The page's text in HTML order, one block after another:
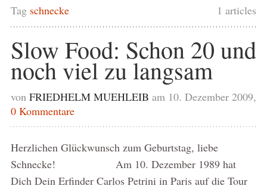
1 articles
Tag schnecke
Slow Food: Schon 20 und
noch viel zu langsam
von FRIEDHELM MUEHLEIB am 10. Dezember 2009,
0 Kommentare
Herzlichen Glückwunsch zum Geburtstag, liebe
Schnecke! Am 10. Dezember 1989 hat
Dich Dein Erfinder Carlos Petrini in Paris auf die Tour